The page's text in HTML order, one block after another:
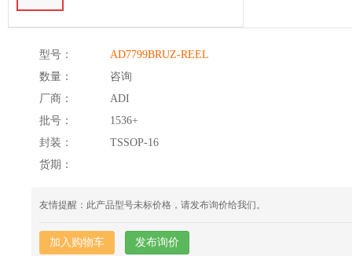
型号：
AD7799BRUZ-REEL
数量：
咨询
厂商：
ADI
批号：
1536+
封装：
TSSOP-16
货期：
友情提醒：此产品型号未标价格，请发布询价给我们。
加入购物车 发布询价